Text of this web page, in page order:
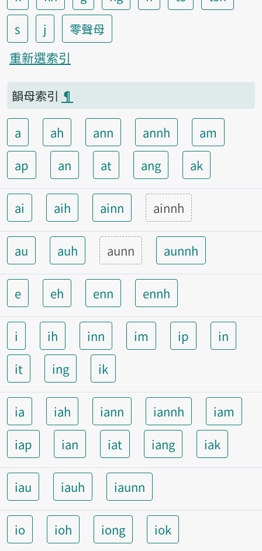
s
j
零聲母
重新選索引
韻母索引 ¶
a ah ann annh
am
ap
an at ang ak
ai aih ainn ainnh
au auh aunn aunnh
e eh enn ennh
i ih inn im ip
in
it
ing ik
ia iah iann iannh
iam
iap
ian iat iang iak
iau iauh iaunn
io ioh iong iok